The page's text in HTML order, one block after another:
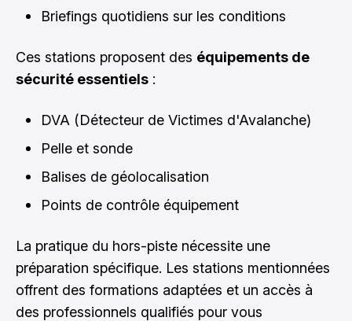
Briefings quotidiens sur les conditions
Ces stations proposent des équipements de
sécurité essentiels :
DVA (Détecteur de Victimes d'Avalanche)
Pelle et sonde
Balises de géolocalisation
Points de contrôle équipement
La pratique du hors-piste nécessite une
préparation spécifique. Les stations mentionnées
offrent des formations adaptées et un accès à
des professionnels qualifiés pour vous